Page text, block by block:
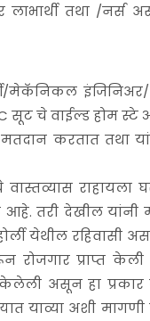
तथा /नर्स
मेकॅनिकल
सूट चे वाईल्ड होम स्टे
करतात तथा
राहायला
तरी देखील यांनी
येथील रहिवासी
रोजगार प्राप्त
केलेली असून हा
याव्या अशी